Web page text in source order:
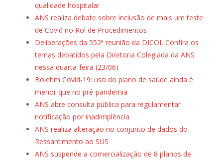
qualidade hospitalar
ANS realiza debate sobre inclusão de mais um teste
de Covid no Rol de Procedimentos
Deliberações da 552ª reunião da DICOL Confira os
temas debatidos pela Diretoria Colegiada da ANS
nessa quarta-feira (23/06)
Boletim Covid-19: uso do plano de saúde ainda é
menor que no pré-pandemia
ANS abre consulta pública para regulamentar
notificação por inadimplência
ANS realiza alteração no conjunto de dados do
Ressarcimento ao SUS
ANS suspende a comercialização de 8 planos de